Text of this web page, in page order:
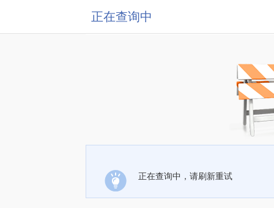
正在查询中
正在查询中，请刷新重试